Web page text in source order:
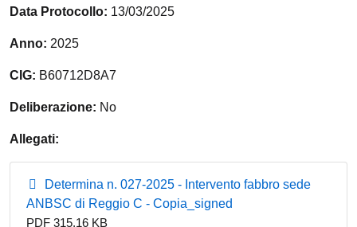
Data Protocollo: 13/03/2025
Anno: 2025
CIG: B60712D8A7
Deliberazione: No
Allegati:
Determina n. 027-2025 - Intervento fabbro sede
ANBSC di Reggio C - Copia_signed
PDF 315,16 KB